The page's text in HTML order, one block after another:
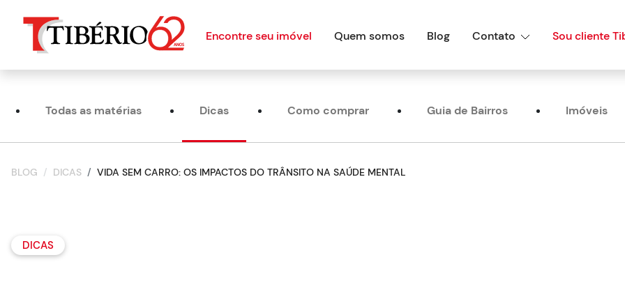
Encontre seu imóvel Quem somos Blog Contato Sou cliente
Todas as matérias Dicas Como comprar Guia de Bairros Imóveis
BLOG DICAS VIDA SEM CARRO: OS IMPACTOS DO TRÂNSITO NA SAÚDE MENTAL
DICAS